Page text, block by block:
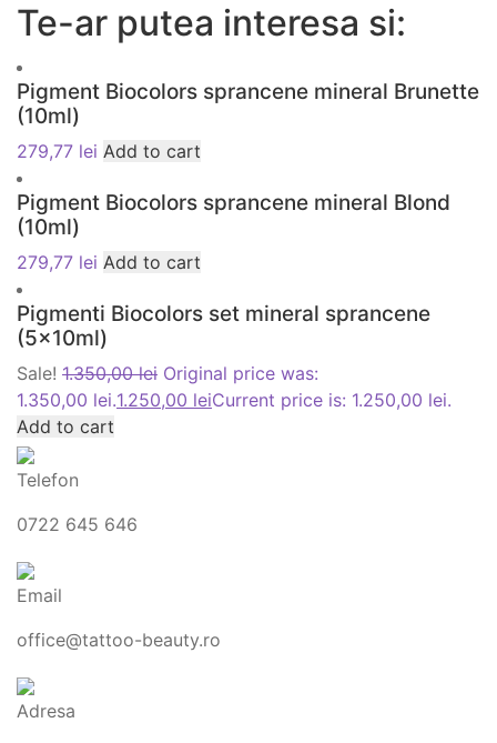
Te-ar putea interesa si:
Pigment Biocolors sprancene mineral Brunette
(10ml)
279,77 lei Add to cart
Pigment Biocolors sprancene mineral Blond
(10ml)
279,77 lei Add to cart
Pigmenti Biocolors set mineral sprancene
(5x10ml)
Sale! 1.350,00lei Original price was:
1.350,00 lei.1.250,00 leiCurrent price is: 1.250,00 lei.
Add to cart
Telefon
0722 645 646
Email
office@tattoo-beauty.ro
Adresa